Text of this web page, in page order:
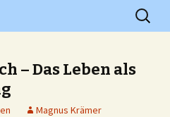
Hengsen
Suchen
nach:
– Das Leben als
Magnus Krämer